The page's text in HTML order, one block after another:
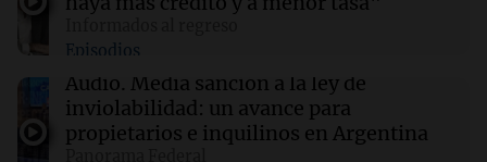
Promocionan cortes de cerdo a precio
especial: "Hoy el tema económico cala"
18:15 Espectáculos
Episodios
Audio. Media sanción a la ley de
inviolabilidad: un avance para
propietarios e inquilinos en Argentina